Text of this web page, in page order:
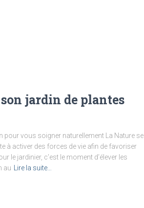
jardin de plantes
pour vous soigner naturellement La Nature se
à activer des forces de vie afin de favoriser
le jardinier, c’est le moment d’élever les
au
Lire la suite…